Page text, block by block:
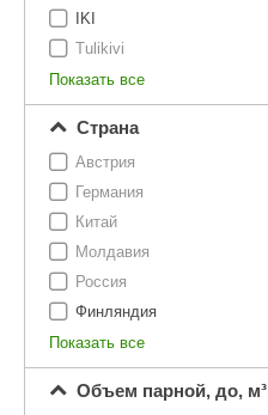
Ароматерапия
Аудио/Акустика
Освещение
Дерево для бани
Mondex
Black Banya
TechHolland
IKI
Blumenberg
HygroMatik
Kusaterm
Klover
KERKES
IKI
Tulikivi
Показать все
Страна
Австрия
Германия
Китай
Молдавия
Россия
Финляндия
Показать все
Объем парной, до, м³